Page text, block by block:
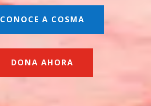
CONOCE A COSMA
DONA AHORA